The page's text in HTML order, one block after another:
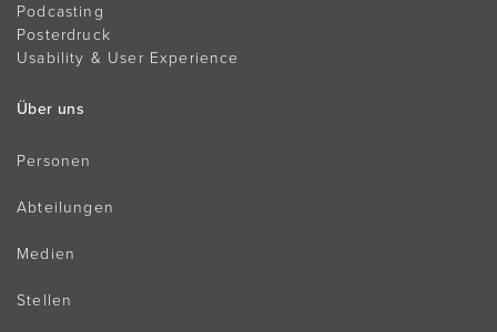
Podcasting
Posterdruck
Usability & User Experience
Über uns
Personen
Abteilungen
Medien
Stellen